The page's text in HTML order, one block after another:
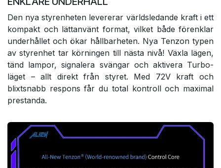
Den nya styrenheten levererar världsledande kraft i ett
kompakt och lättanvänt format, vilket både förenklar
underhållet och ökar hållbarheten. Nya Tenzon typen
av styrenhet tar körningen till nästa nivå! Växla lägen,
tänd lampor, signalera svängar och aktivera Turbo-
läget – allt direkt från styret. Med 72V kraft och
blixtsnabb respons får du total kontroll och maximal
prestanda.